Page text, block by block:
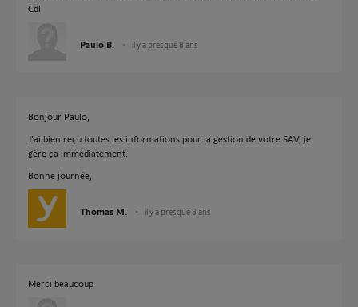
Cdl
Paulo B. il y a presque 8 ans
Bonjour Paulo,
J'ai bien reçu toutes les informations pour la gestion de votre SAV, je
gère ça immédiatement.
Bonne journée,
Thomas M. il y a presque 8 ans
Merci beaucoup